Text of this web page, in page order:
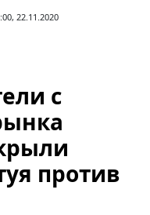
22.11.2020
с
против